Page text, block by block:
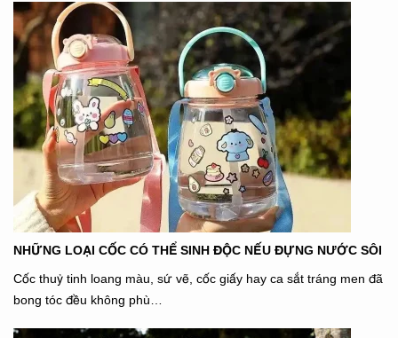
NHỮNG LOẠI CỐC CÓ THỂ SINH ĐỘC NẾU ĐỰNG NƯỚC SÔI
Cốc thuỷ tinh loang màu, sứ vẽ, cốc giấy hay ca sắt tráng men đã
bong tóc đều không phù…